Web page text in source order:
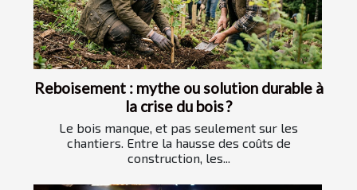
Reboisement : mythe ou solution durable à
la crise du bois ?
Le bois manque, et pas seulement sur les
chantiers. Entre la hausse des coûts de
construction, les...